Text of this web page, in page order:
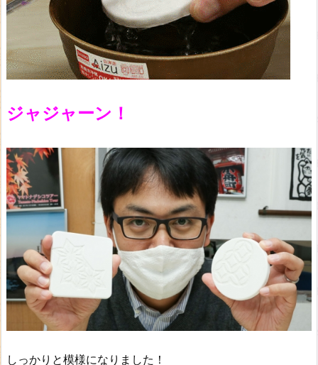
ジャジャーン！
しっかりと模様になりました！